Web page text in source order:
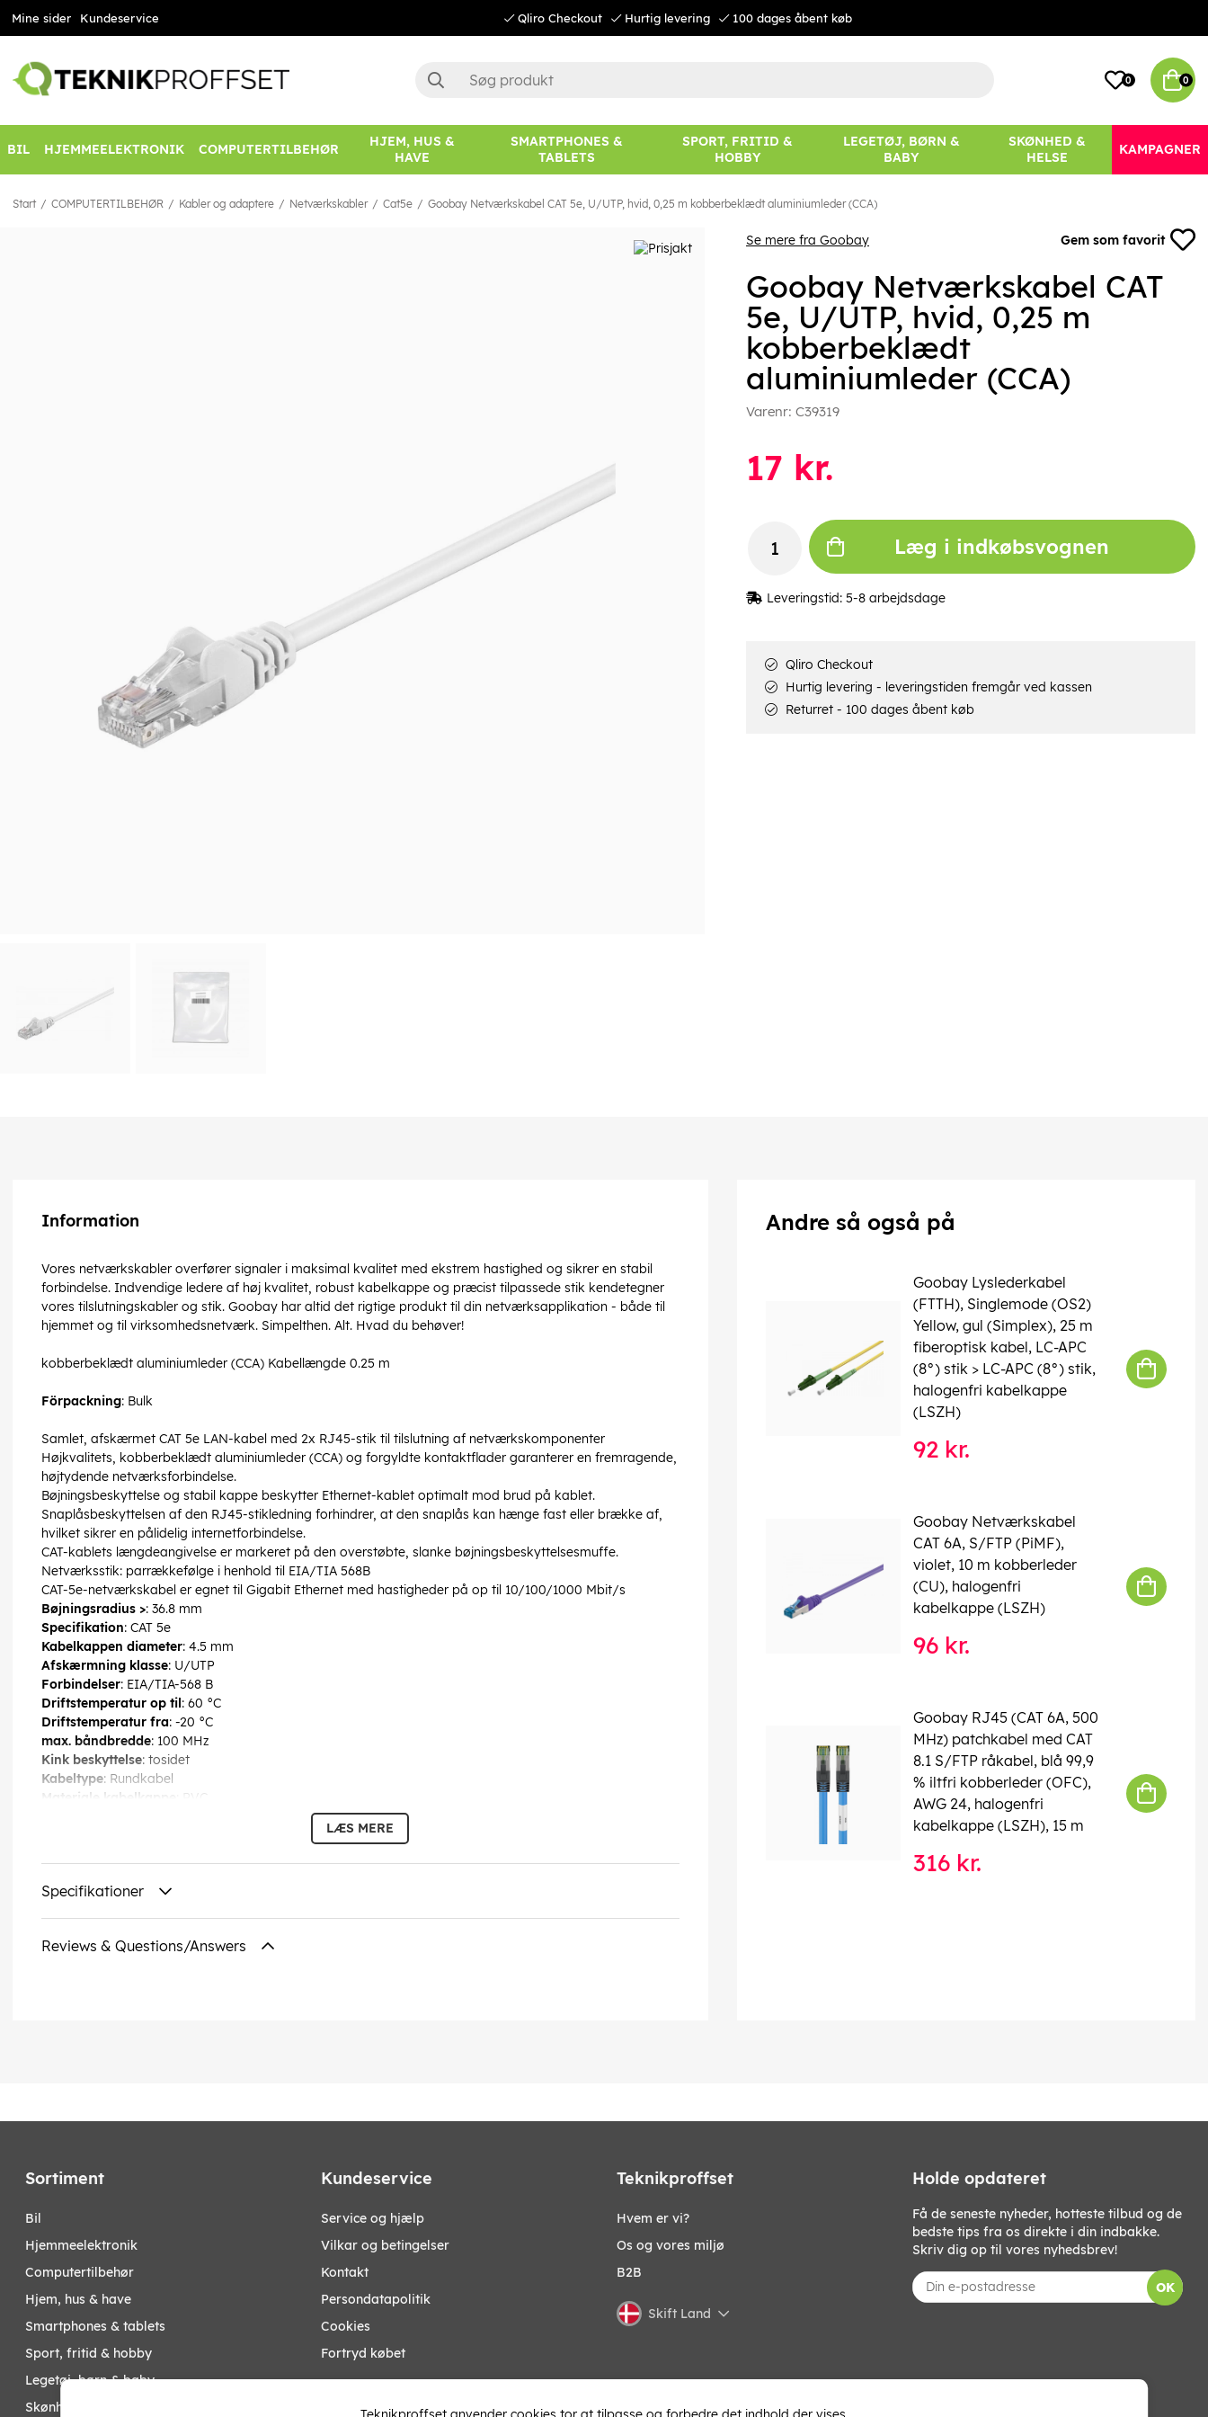
Mine sider Kundeservice Qliro Checkout Hurtig levering 100 dages åbent køb
0 0
BIL HJEMMEELEKTRONIK COMPUTERTILBEHØR
HJEM, HUS &
HAVE
SMARTPHONES &
TABLETS
SPORT, FRITID &
HOBBY
LEGETØJ, BØRN &
BABY
SKØNHED &
HELSE
KAMPAGNER
Start COMPUTERTILBEHØR Kabler og adaptere Netværkskabler Cat5e Goobay Netværkskabel CAT 5e, U/UTP, hvid, 0,25 m kobberbeklædt aluminiumleder (CCA)
Se mere fra Goobay Gem som favorit
Goobay Netværkskabel CAT
5e, U/UTP, hvid, 0,25 m
kobberbeklædt
aluminiumleder (CCA)
Varenr: C39319
17 kr.
Læg i indkøbsvognen
Leveringstid: 5-8 arbejdsdage
Qliro Checkout
Hurtig levering - leveringstiden fremgår ved kassen
Returret - 100 dages åbent køb
Information
Vores netværkskabler overfører signaler i maksimal kvalitet med ekstrem hastighed og sikrer en stabil
forbindelse. Indvendige ledere af høj kvalitet, robust kabelkappe og præcist tilpassede stik kendetegner
vores tilslutningskabler og stik. Goobay har altid det rigtige produkt til din netværksapplikation - både til
hjemmet og til virksomhedsnetværk. Simpelthen. Alt. Hvad du behøver!
kobberbeklædt aluminiumleder (CCA) Kabellængde 0.25 m
Förpackning: Bulk
Samlet, afskærmet CAT 5e LAN-kabel med 2x RJ45-stik til tilslutning af netværkskomponenter
Højkvalitets, kobberbeklædt aluminiumleder (CCA) og forgyldte kontaktflader garanterer en fremragende,
højtydende netværksforbindelse.
Bøjningsbeskyttelse og stabil kappe beskytter Ethernet-kablet optimalt mod brud på kablet.
Snaplåsbeskyttelsen af den RJ45-stikledning forhindrer, at den snaplås kan hænge fast eller brække af,
hvilket sikrer en pålidelig internetforbindelse.
CAT-kablets længdeangivelse er markeret på den overstøbte, slanke bøjningsbeskyttelsesmuffe.
Netværksstik: parrækkefølge i henhold til EIA/TIA 568B
CAT-5e-netværkskabel er egnet til Gigabit Ethernet med hastigheder på op til 10/100/1000 Mbit/s
Bøjningsradius >: 36.8 mm
Specifikation: CAT 5e
Kabelkappen diameter: 4.5 mm
Afskærmning klasse: U/UTP
Forbindelser: EIA/TIA-568 B
Driftstemperatur op til : 60 °C
Driftstemperatur fra: -20 °C
max. båndbredde: 100 MHz
Kink beskyttelse: tosidet
Kabeltype: Rundkabel
Materiale kabelkappe
: PVC
: CCA (kobberbeklædt aluminium)
LÆS MERE
Specifikationer
Reviews & Questions/Answers
Andre så også på
Goobay Lyslederkabel
(FTTH), Singlemode (OS2)
Yellow, gul (Simplex), 25 m
fiberoptisk kabel, LC-APC
(8°) stik > LC-APC (8°) stik,
halogenfri kabelkappe
(LSZH)
92 kr.
Goobay Netværkskabel
CAT 6A, S/FTP (PiMF),
violet, 10 m kobberleder
(CU), halogenfri
kabelkappe (LSZH)
96 kr.
Goobay RJ45 (CAT 6A, 500
MHz) patchkabel med CAT
8.1 S/FTP råkabel, blå 99,9
% iltfri kobberleder (OFC),
AWG 24, halogenfri
kabelkappe (LSZH), 15 m
316 kr.
Sortiment
bil
hjemmeelektronik
computertilbehør
hjem, hus & have
smartphones & tablets
sport, fritid & hobby
legetøj, børn & baby
skønhed & helse
Kundeservice
Service og hjælp
Vilkar og betingelser
Kontakt
Persondatapolitik
Cookies
Fortryd købet
Teknikproffset
Hvem er vi?
Os og vores miljø
B2B
Skift Land
Holde opdateret
Få de seneste nyheder, hotteste tilbud og de
bedste tips fra os direkte i din indbakke.
Skriv dig op til vores nyhedsbrev!
OK